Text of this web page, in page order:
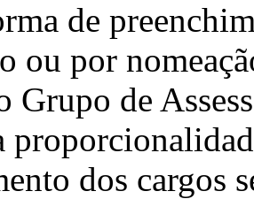
de
ou por
Grupo de
dos cargos